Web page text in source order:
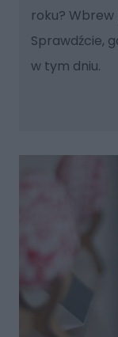
roku?
Sprawdźcie,
w tym dniu.